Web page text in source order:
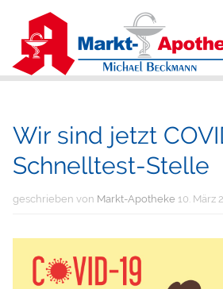
Wir sind jetzt
Schnelltest-Stelle
geschrieben von Markt-Apotheke 10. März